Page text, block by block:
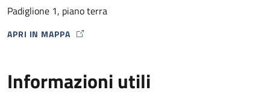
Padiglione 1, piano terra
APRI IN MAPPA
MAP ICON
Informazioni utili